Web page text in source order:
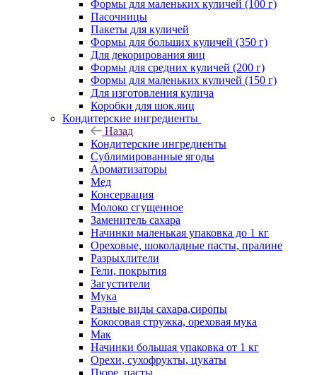
Формы для маленьких куличей (100 г)
Пасочницы
Пакеты для куличей
Формы для больших куличей (350 г)
Для декорирования яиц
Формы для средних куличей (200 г)
Формы для маленьких куличей (150 г)
Для изготовления кулича
Коробки для шок.яиц
Кондитерские ингредиенты
Назад
Кондитерские ингредиенты
Сублимированные ягоды
Ароматизаторы
Мед
Консервация
Молоко сгущенное
Заменитель сахара
Начинки маленькая упаковка до 1 кг
Ореховые, шоколадные пасты, пралине
Разрыхлители
Гели, покрытия
Загустители
Мука
Разные виды сахара,сиропы
Кокосовая стружка, ореховая мука
Мак
Начинки большая упаковка от 1 кг
Орехи, сухофрукты, цукаты
Пюре, пасты